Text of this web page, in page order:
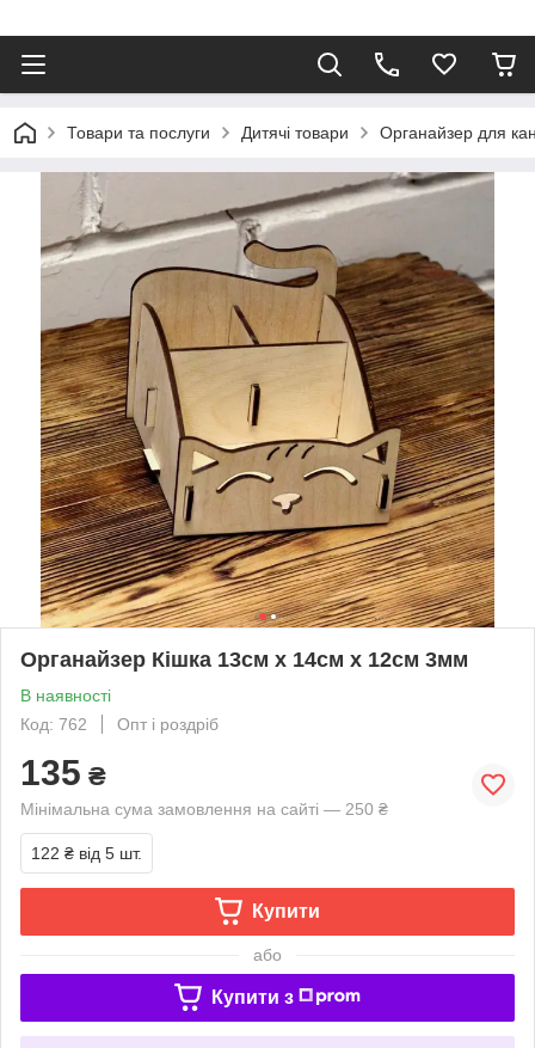
Товари та послуги Дитячі товари Органайзер для
Органайзер Кішка 13см х 14см х 12см 3мм
В наявності
Код: 762
Опт і роздріб
135 ₴
Мінімальна сума замовлення на сайті — 250 ₴
122 ₴ від 5 шт.
Купити
або
Купити з